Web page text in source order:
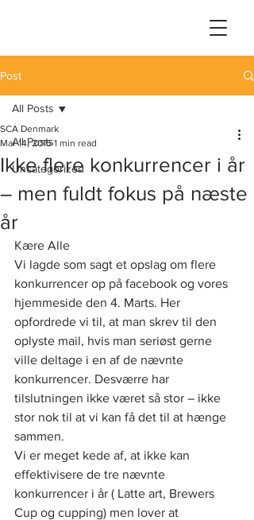
Post
All Posts
Uncategorized
All Posts
Ikke flere konkurrencer i år
– men fuldt fokus på næste
år
SCA Denmark
Mar 14, 2015 1 min read
Kære Alle
Vi lagde som sagt et opslag om flere
konkurrencer op på facebook og vores
hjemmeside den 4. Marts. Her
opfordrede vi til, at man skrev til den
oplyste mail, hvis man seriøst gerne
ville deltage i en af de nævnte
konkurrencer. Desværre har
tilslutningen ikke været så stor – ikke
stor nok til at vi kan få det til at hænge
sammen.
Vi er meget kede af, at ikke kan
effektivisere de tre nævnte
konkurrencer i år ( Latte art, Brewers
Cup og cupping) men lover at